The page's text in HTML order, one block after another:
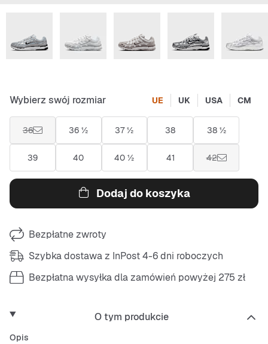
Wybierz swój rozmiar UE UK USA CM
36 36 ½ 37 ½ 38 38 ½
39 40 40 ½ 41 42
Dodaj do koszyka
Bezpłatne zwroty
Szybka dostawa z InPost 4-6 dni roboczych
Bezpłatna wysyłka dla zamówień powyżej 275 zł
O tym produkcie
Opis